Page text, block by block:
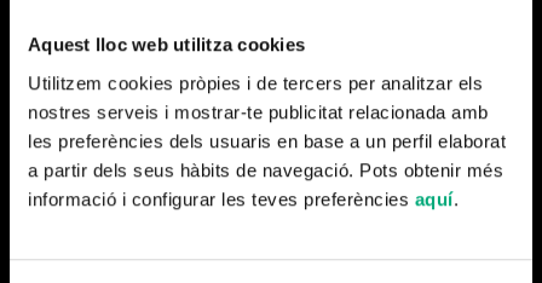
Aquest lloc web utilitza cookies
Utilitzem cookies pròpies i de tercers per analitzar els
nostres serveis i mostrar-te publicitat relacionada amb
les preferències dels usuaris en base a un perfil elaborat
a partir dels seus hàbits de navegació. Pots obtenir més
informació i configurar les teves preferències aquí.
actriz de repartimiento paraLuisa Gavasa
El maestro que prometió el marcierrasu quinta semana
de exhibición conmás de 175.000 espectadoresque
ya han visto la película, y sigue generando titulares día a
día.